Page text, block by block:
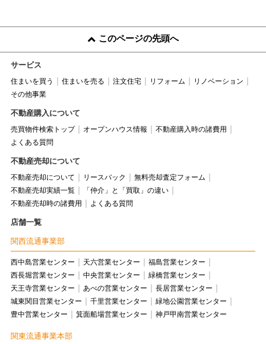
このページの先頭へ
サービス
住まいを買う 住まいを売る 注文住宅 リフォーム
リノベーション
その他事業
不動産購入について
売買物件検索トップ オープンハウス情報
不動産購入時の諸費用
よくある質問
不動産売却について
不動産売却について リースバック
無料売却査定フォーム
不動産売却実績一覧
「仲介」と「買取」の違い
不動産売却時の諸費用
よくある質問
店舗一覧
関西流通事業部
西中島営業センター 天六営業センター
福島営業センター
西長堀営業センター
中央営業センター
緑橋営業センター
天王寺営業センター
あべの営業センター
長居営業センター
城東関目営業センター
千里営業センター
緑地公園営業センター
豊中営業センター
箕面船場営業センター 神戸甲南営業センター
関東流通事業本部